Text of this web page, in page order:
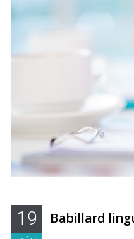
19 Babillard